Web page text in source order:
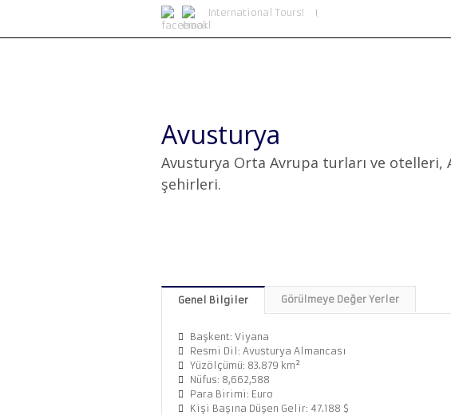
International Tours!
Avusturya
Avusturya Orta Avrupa turları ve
şehirleri.
Genel Bilgiler Görülmeye Değer Yerler
Başkent: Viyana
Resmi Dil: Avusturya Almancası
Yüzölçümü: 83.879 km²
Nüfus: 8,662,588
Para Birimi: Euro
Kişi Başına Düşen Gelir: 47.188 $